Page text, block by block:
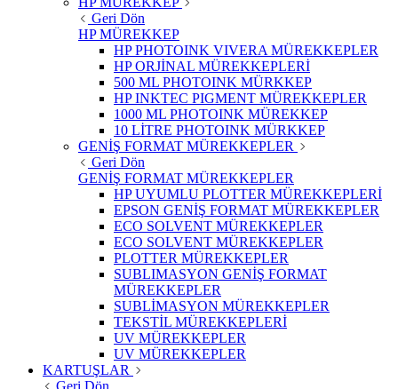
Geri Dön
HP MÜREKKEP
HP PHOTOINK VIVERA MÜREKKEPLER
HP ORJİNAL MÜREKKEPLERİ
500 ML PHOTOINK MÜRKKEP
HP INKTEC PIGMENT MÜREKKEPLER
1000 ML PHOTOINK MÜREKKEP
10 LİTRE PHOTOINK MÜRKKEP
GENİŞ FORMAT MÜREKKEPLER
Geri Dön
GENİŞ FORMAT MÜREKKEPLER
HP UYUMLU PLOTTER MÜREKKEPLERİ
EPSON GENİŞ FORMAT MÜREKKEPLER
ECO SOLVENT MÜREKKEPLER
ECO SOLVENT MÜREKKEPLER
PLOTTER MÜREKKEPLER
SUBLIMASYON GENİŞ FORMAT
MÜREKKEPLER
SUBLİMASYON MÜREKKEPLER
TEKSTİL MÜREKKEPLERİ
UV MÜREKKEPLER
UV MÜREKKEPLER
KARTUŞLAR
Geri Dön